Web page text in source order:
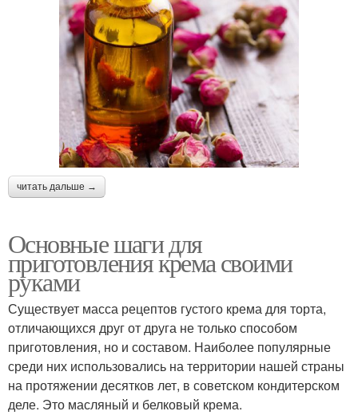
читать дальше →
Основные шаги для
приготовления крема своими
руками
Существует масса рецептов густого крема для торта,
отличающихся друг от друга не только способом
приготовления, но и составом. Наиболее популярные
среди них использовались на территории нашей страны
на протяжении десятков лет, в советском кондитерском
деле. Это масляный и белковый крема.